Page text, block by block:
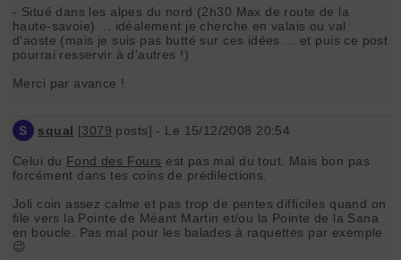
- Situé dans les alpes du nord (2h30 Max de route de la
haute-savoie) ... idéalement je cherche en valais ou val
d'aoste (mais je suis pas butté sur ces idées ... et puis ce post
pourrai resservir à d'autres !)
Merci par avance !
S squal [3079 posts] - Le 15/12/2008 20:54
Celui du Fond des Fours est pas mal du tout. Mais bon pas
forcément dans tes coins de prédilections.
Joli coin assez calme et pas trop de pentes difficiles quand on
file vers la Pointe de Méant Martin et/ou la Pointe de la Sana
en boucle. Pas mal pour les balades à raquettes par exemple
😉